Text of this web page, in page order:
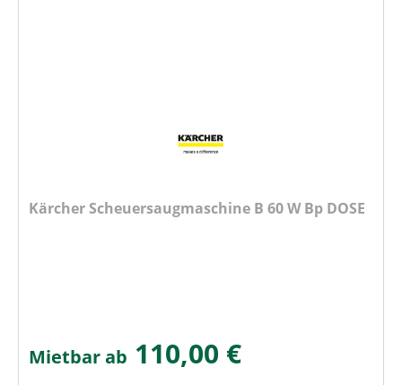
Kärcher Scheuersaugmaschine B 60 W Bp DOSE
Mietbar ab 110,00 €